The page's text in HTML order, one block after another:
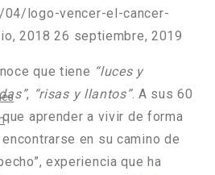
logo-vencer-el-cancer-
2018 26 septiembre, 2019
que tiene “luces y
, “risas y llantos”. A sus 60
aprender a vivir de forma
en su camino de
experiencia que ha